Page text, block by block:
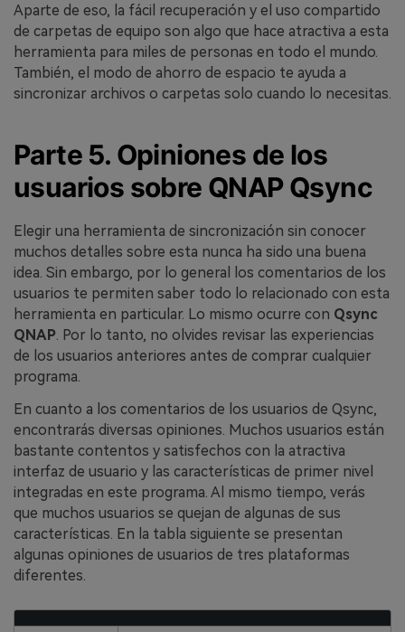
Aparte de eso, la fácil recuperación y el uso compartido
de carpetas de equipo son algo que hace atractiva a esta
herramienta para miles de personas en todo el mundo.
También, el modo de ahorro de espacio te ayuda a
sincronizar archivos o carpetas solo cuando lo necesitas.
Parte 5. Opiniones de los
usuarios sobre QNAP Qsync
Elegir una herramienta de sincronización sin conocer
muchos detalles sobre esta nunca ha sido una buena
idea. Sin embargo, por lo general los comentarios de los
usuarios te permiten saber todo lo relacionado con esta
herramienta en particular. Lo mismo ocurre con Qsync
QNAP. Por lo tanto, no olvides revisar las experiencias
de los usuarios anteriores antes de comprar cualquier
programa.
En cuanto a los comentarios de los usuarios de Qsync,
encontrarás diversas opiniones. Muchos usuarios están
bastante contentos y satisfechos con la atractiva
interfaz de usuario y las características de primer nivel
integradas en este programa. Al mismo tiempo, verás
que muchos usuarios se quejan de algunas de sus
características. En la tabla siguiente se presentan
algunas opiniones de usuarios de tres plataformas
diferentes.